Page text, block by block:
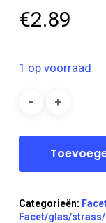
€2.89
1 op voorraad
Categorieën:
Facet/glas/